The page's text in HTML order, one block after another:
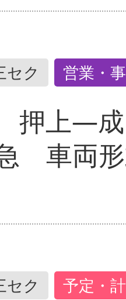
セク 営業・
押上―成
車両
セク 予定・